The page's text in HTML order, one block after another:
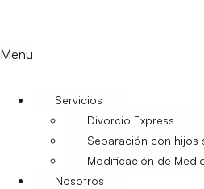
Menu
Servicios
Divorcio Express
Separación con hijos
Modificación de
Nosotros